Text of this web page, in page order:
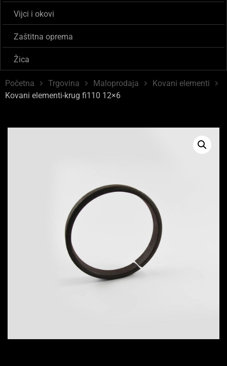
Vijci i okovi
Zaštitna oprema
Žica
Početna Trgovina Maloprodaja
Kovani elementi
Kovani elementi-krug fi110 12×6